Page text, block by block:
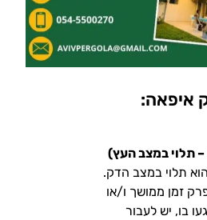
איפאה:
תלוי במצב העץ)
תלוי במצב הדק.
זמן ממושך ו/או
בו, יש לעבור